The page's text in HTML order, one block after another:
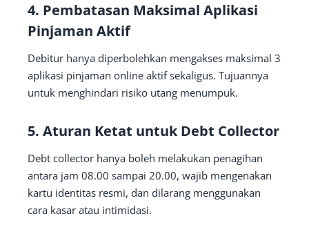
4. Pembatasan Maksimal Aplikasi
Pinjaman Aktif
Debitur hanya diperbolehkan mengakses maksimal 3
aplikasi pinjaman online aktif sekaligus. Tujuannya
untuk menghindari risiko utang menumpuk.
5. Aturan Ketat untuk Debt Collector
Debt collector hanya boleh melakukan penagihan
antara jam 08.00 sampai 20.00, wajib mengenakan
kartu identitas resmi, dan dilarang menggunakan
cara kasar atau intimidasi.